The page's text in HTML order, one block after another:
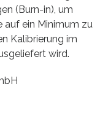
(Burn-in), um
auf ein Minimum zu
Kalibrierung im
wird.